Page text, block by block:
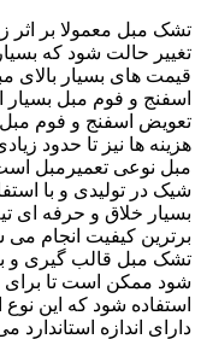
تشک مبل معمولا بر اثر
تغییر حالت شود که
قیمت های بسیار
اسفنج و فوم مبل بسیار
تعویض اسفنج و فوم
هزینه ها نیز تا حدود
مبل نوعی تعمیرمبل
شیک در تولیدی و با
بسیار خلاق و حرفه ای
برترین کیفیت انجام
تشک مبل قالب گیری و
شود ممکن است تا برای
استفاده شود که این
دارای اندازه استاندارد